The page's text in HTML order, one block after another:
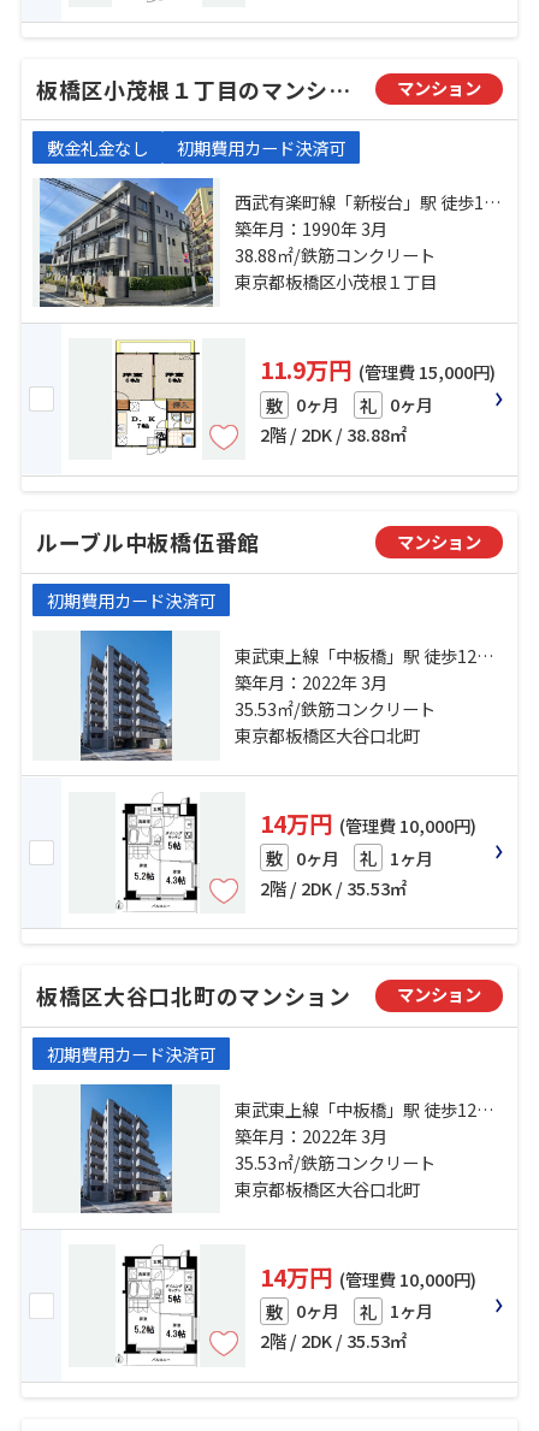
板橋区小茂根１丁目のマンション マンション
敷金礼金なし 初期費用カード決済可
西武有楽町線「新桜台」駅 徒歩15
分 西武池袋線「江古田」駅 徒歩18
分 有楽町線「小竹向原」駅 徒歩4分
築年月：1990年 3月
38.88㎡/鉄筋コンクリート
東京都板橋区小茂根１丁目
11.9万円 (管理費 15,000円)
敷 0ヶ月 礼 0ヶ月
2階 / 2DK / 38.88㎡
ルーブル中板橋伍番館 マンション
初期費用カード決済可
東武東上線「中板橋」駅 徒歩12分
副都心線「小竹向原」駅 徒歩18分
東武東上線「ときわ台」駅 徒歩16
分
築年月：2022年 3月
35.53㎡/鉄筋コンクリート
東京都板橋区大谷口北町
14万円 (管理費 10,000円)
敷 0ヶ月 礼 1ヶ月
2階 / 2DK / 35.53㎡
板橋区大谷口北町のマンション マンション
初期費用カード決済可
東武東上線「中板橋」駅 徒歩12分
副都心線「小竹向原」駅 徒歩18分
東武東上線「ときわ台」駅 徒歩16
分
築年月：2022年 3月
35.53㎡/鉄筋コンクリート
東京都板橋区大谷口北町
14万円 (管理費 10,000円)
敷 0ヶ月 礼 1ヶ月
2階 / 2DK / 35.53㎡